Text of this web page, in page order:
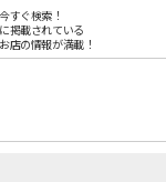
すぐ検索！
掲載されている
店の情報が満載！